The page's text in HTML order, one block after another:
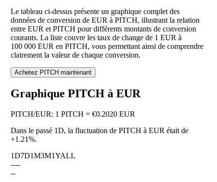
Le tableau ci-dessus présente un graphique complet des
données de conversion de EUR à PITCH, illustrant la relation
entre EUR et PITCH pour différents montants de conversion
courants. La liste couvre les taux de change de 1 EUR à
100 000 EUR en PITCH, vous permettant ainsi de comprendre
clairement la valeur de chaque conversion.
Achetez PITCH maintenant
Graphique PITCH à EUR
PITCH/EUR: 1 PITCH = €0.2020 EUR
Dans le passé 1D, la fluctuation de PITCH à EUR était de
+1.21%.
1D7D1M3M1YALL
----
--